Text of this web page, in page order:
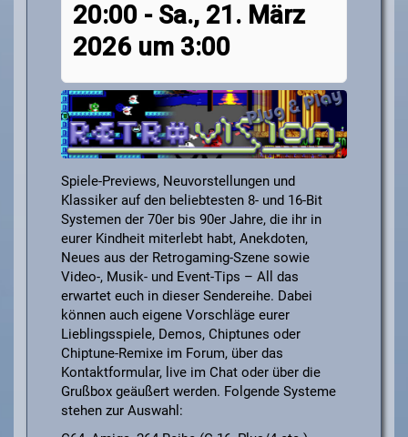
20:00- Sa., 21. März
2026 um 3:00
Spiele-Previews, Neuvorstellungen und
Klassiker auf den beliebtesten 8- und 16-Bit
Systemen der 70er bis 90er Jahre, die ihr in
eurer Kindheit miterlebt habt, Anekdoten,
Neues aus der Retrogaming-Szene sowie
Video-, Musik- und Event-Tips – All das
erwartet euch in dieser Sendereihe. Dabei
können auch eigene Vorschläge eurer
Lieblingsspiele, Demos, Chiptunes oder
Chiptune-Remixe im Forum, über das
Kontaktformular, live im Chat oder über die
Grußbox geäußert werden. Folgende Systeme
stehen zur Auswahl: